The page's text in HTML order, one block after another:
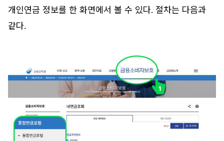
개인연금 정보를 한 화면에서 볼 수 있다. 절차는 다음과
같다.